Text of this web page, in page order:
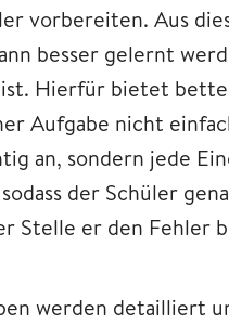
vorbereiten. Aus
besser gelernt
Hierfür bietet
Aufgabe nicht
an, sondern jede
der Schüler
Stelle er den Fehler
werden detailliert